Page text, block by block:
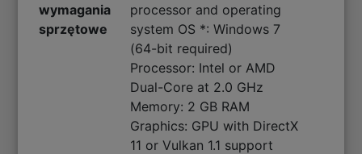
wymagania
sprzętowe
processor and operating
system OS *: Windows 7
(64-bit required)
Processor: Intel or AMD
Dual-Core at 2.0 GHz
Memory: 2 GB RAM
Graphics: GPU with DirectX
11 or Vulkan 1.1 support